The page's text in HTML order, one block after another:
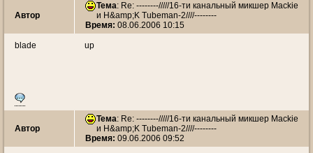
Автор
Тема: Re: --------/////16-ти канальный микшер Mackie
и H&amp;K Tubeman-2////--------
Время: 08.06.2006 10:15
blade up
Автор
Тема: Re: --------/////16-ти канальный микшер Mackie
и H&amp;K Tubeman-2////--------
Время: 09.06.2006 09:52